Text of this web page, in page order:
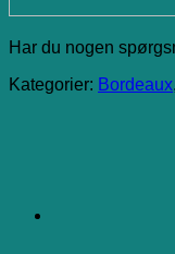
Har du nogen
Kategorier: Bordeaux,